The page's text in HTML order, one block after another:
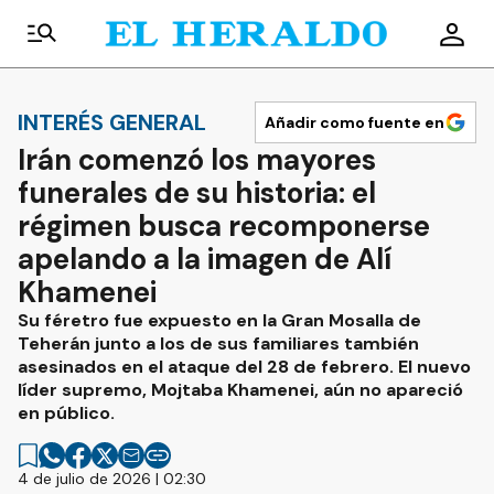
INTERÉS GENERAL Añadir como fuente en
Irán comenzó los mayores
funerales de su historia: el
régimen busca recomponerse
apelando a la imagen de Alí
Khamenei
Su féretro fue expuesto en la Gran Mosalla de
Teherán junto a los de sus familiares también
asesinados en el ataque del 28 de febrero. El nuevo
líder supremo, Mojtaba Khamenei, aún no apareció
en público.
4 de julio de 2026 | 02:30